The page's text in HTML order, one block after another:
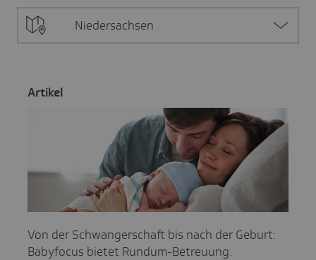
Niedersachsen
Artikel
Von der Schwangerschaft bis nach der Geburt:
Babyfocus bietet Rundum-Betreuung.